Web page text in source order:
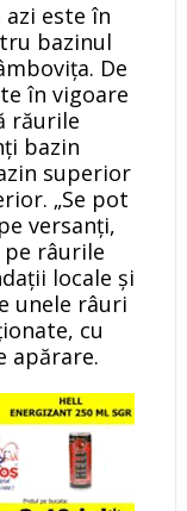
este în
bazinul
De
în vigoare
răurile
bazin
superior
„Se pot
versanţi,
râurile
locale şi
unele râuri
cu
apărare.